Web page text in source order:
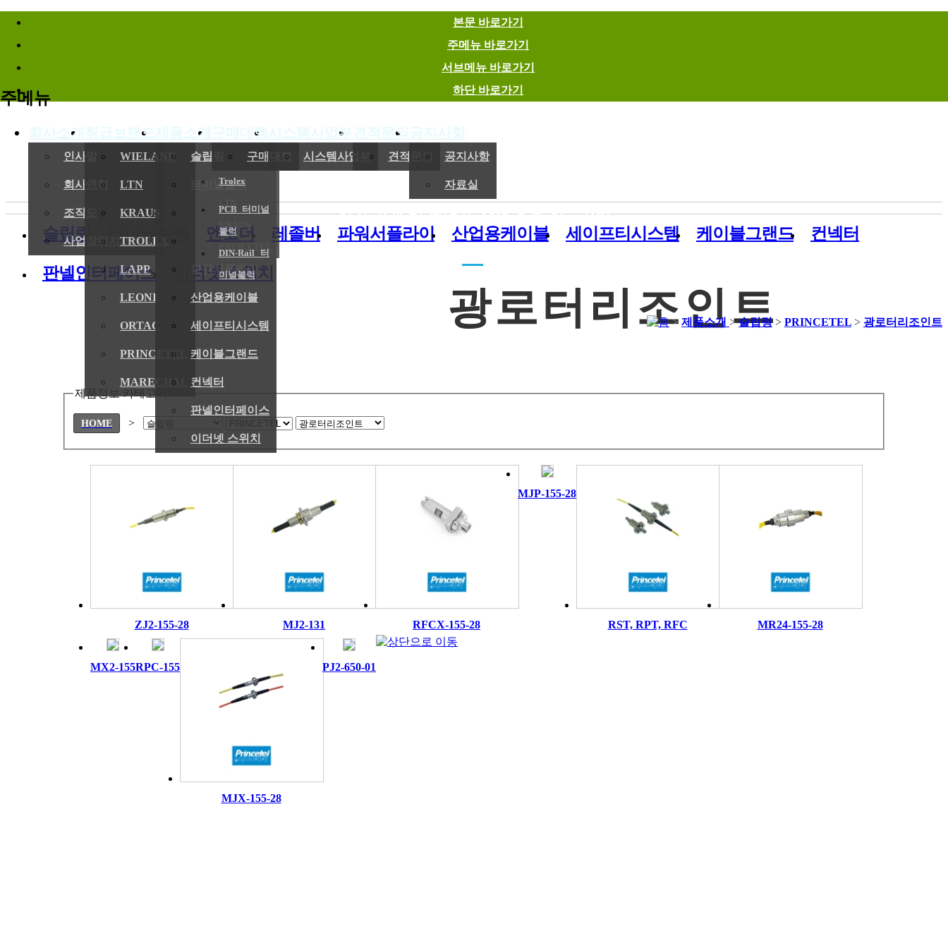
바로가기메뉴
본문 바로가기
주메뉴 바로가기
서브메뉴 바로가기
하단 바로가기
주메뉴
회사소개
인사말
회사연혁
조직도
사업장위치/연락처
취급브랜드
WIELAND
LTN
KRAUS
TROLEX
LAPP
LEONI
ORTAC
PRINCETEL
MARECHAL
제품소개
슬립링
Trolex
KRAUS
PRINCETEL
터미널블럭
PCB 터미널
블럭
DIN-Rail 터
미널블럭
엔코더
레졸버
파워서플라이
산업용케이블
세이프티시스템
케이블그랜드
컨넥터
판넬인터페이스
이더넷 스위치
구매대행
구매대행
시스템사업부
시스템사업부
견적문의
견적문의 공지사항
자료실
(주)이엠에스
전기,기계 및 제어용 자재 유통 전문기업
슬립링 터미널블럭 엔코더 레졸버 파워서플라이 산업용케이블 세이프티시스템 케이블그랜드 컨넥터
판넬인터페이스 이더넷 스위치
> 제품소개 >슬립링> PRINCETEL > 광로터리조인트
광로터리조인트
제품정보 카테고리
HOME >
ZJ2-155-28 MJ2-131 RFCX-155-28
MJP-155-28
RST, RPT, RFC MR24-155-28
MX2-155RPC-155
MJX-155-28
PJ2-650-01